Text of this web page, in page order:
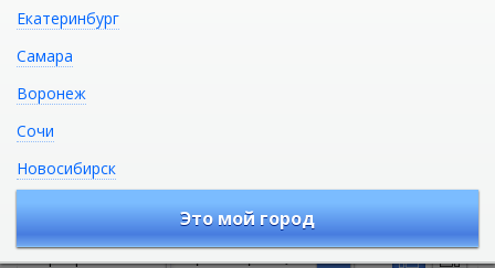
Гигиенические лейки
Сортировать по:
Екатеринбург
Самара
Воронеж
Сочи
Новосибирск
Это мой город